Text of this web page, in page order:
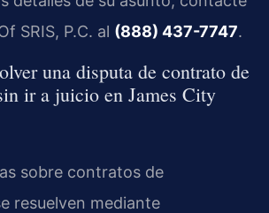
SRIS, P.C. al (888) 437-7747.
una disputa de contrato de
ir a juicio en James City
sobre contratos de
resuelven mediante